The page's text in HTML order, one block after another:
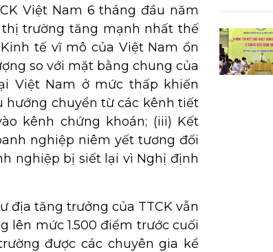
Việt Nam 6 tháng đầu năm
trường tăng mạnh nhất thế
tế vĩ mô của Việt Nam ổn
so với mặt bằng chung của
Việt Nam ở mức thấp khiến
hướng chuyển từ các kênh tiết
kênh chứng khoán; (iii) Kết
nghiệp niêm yết tương đối
nghiệp bị siết lại vì Nghị định
địa tăng trưởng của TTCK vẫn
lên mức 1.500 điểm trước cuối
được các chuyên gia kể